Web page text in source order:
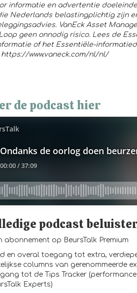
informatie en advertentie
Nederlands belastingplichtig zijn
VanEck Asset
geen onnodig risico. Lees de
of het Essentiële-
www.vaneck.com/nl/nl/
de podcast hier
podcast
abonnement op BeursTalk Premium
en overal toegang tot extra,
columns van gerenommeerde
tot de Tips Tracker
Experts)